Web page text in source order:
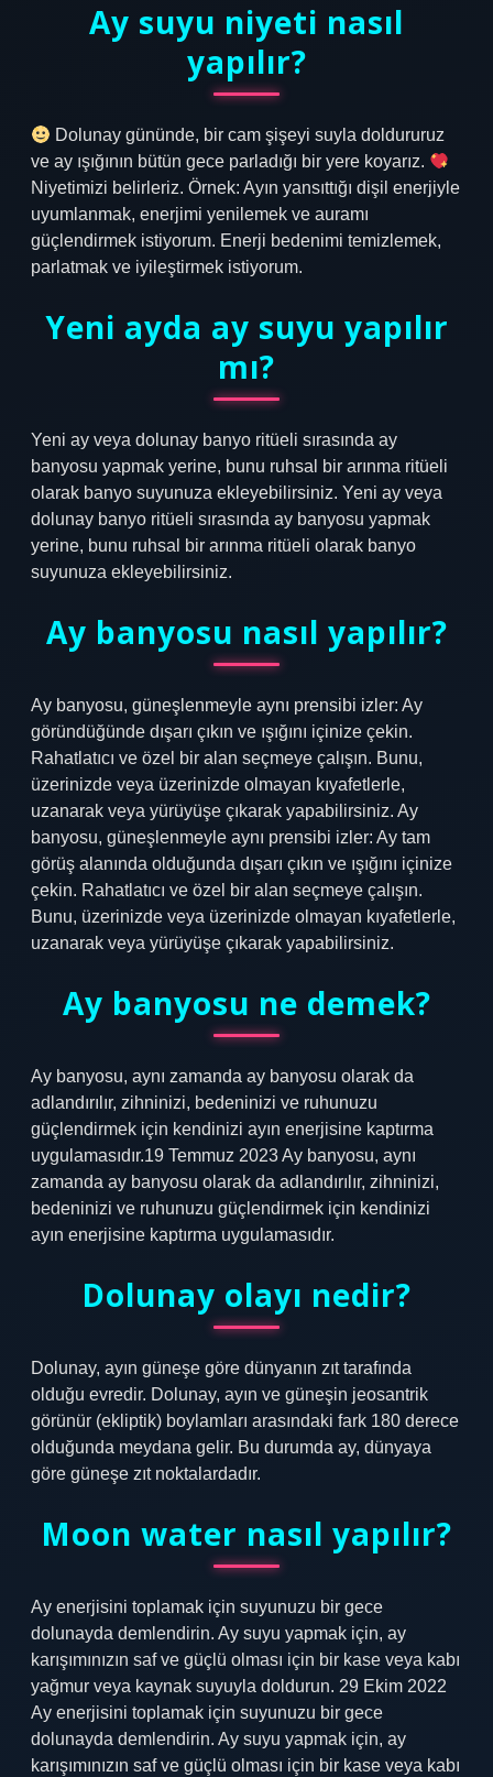
Ay suyu niyeti nasıl
yapılır?
Dolunay gününde, bir cam şişeyi suyla doldururuz
ve ay ışığının bütün gece parladığı bir yere koyarız.
Niyetimizi belirleriz. Örnek: Ayın yansıttığı dişil enerjiyle
uyumlanmak, enerjimi yenilemek ve auramı
güçlendirmek istiyorum. Enerji bedenimi temizlemek,
parlatmak ve iyileştirmek istiyorum.
Yeni ayda ay suyu yapılır
mı?
Yeni ay veya dolunay banyo ritüeli sırasında ay
banyosu yapmak yerine, bunu ruhsal bir arınma ritüeli
olarak banyo suyunuza ekleyebilirsiniz. Yeni ay veya
dolunay banyo ritüeli sırasında ay banyosu yapmak
yerine, bunu ruhsal bir arınma ritüeli olarak banyo
suyunuza ekleyebilirsiniz.
Ay banyosu nasıl yapılır?
Ay banyosu, güneşlenmeyle aynı prensibi izler: Ay
göründüğünde dışarı çıkın ve ışığını içinize çekin.
Rahatlatıcı ve özel bir alan seçmeye çalışın. Bunu,
üzerinizde veya üzerinizde olmayan kıyafetlerle,
uzanarak veya yürüyüşe çıkarak yapabilirsiniz. Ay
banyosu, güneşlenmeyle aynı prensibi izler: Ay tam
görüş alanında olduğunda dışarı çıkın ve ışığını içinize
çekin. Rahatlatıcı ve özel bir alan seçmeye çalışın.
Bunu, üzerinizde veya üzerinizde olmayan kıyafetlerle,
uzanarak veya yürüyüşe çıkarak yapabilirsiniz.
Ay banyosu ne demek?
Ay banyosu, aynı zamanda ay banyosu olarak da
adlandırılır, zihninizi, bedeninizi ve ruhunuzu
güçlendirmek için kendinizi ayın enerjisine kaptırma
uygulamasıdır.19 Temmuz 2023 Ay banyosu, aynı
zamanda ay banyosu olarak da adlandırılır, zihninizi,
bedeninizi ve ruhunuzu güçlendirmek için kendinizi
ayın enerjisine kaptırma uygulamasıdır.
Dolunay olayı nedir?
Dolunay, ayın güneşe göre dünyanın zıt tarafında
olduğu evredir. Dolunay, ayın ve güneşin jeosantrik
görünür (ekliptik) boylamları arasındaki fark 180 derece
olduğunda meydana gelir. Bu durumda ay, dünyaya
göre güneşe zıt noktalardadır.
Moon water nasıl yapılır?
Ay enerjisini toplamak için suyunuzu bir gece
dolunayda demlendirin. Ay suyu yapmak için, ay
karışımınızın saf ve güçlü olması için bir kase veya kabı
yağmur veya kaynak suyuyla doldurun. 29 Ekim 2022
Ay enerjisini toplamak için suyunuzu bir gece
dolunayda demlendirin. Ay suyu yapmak için, ay
karışımınızın saf ve güçlü olması için bir kase veya kabı